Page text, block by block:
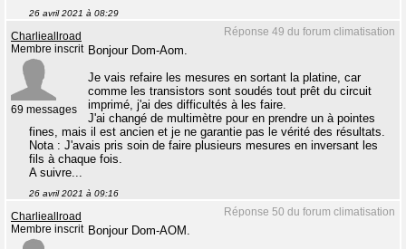
26 avril 2021 à 08:29
Réponse 49 du forum climatisation
Charlieallroad
Membre inscrit
69 messages
Bonjour Dom-Aom.
Je vais refaire les mesures en sortant la platine, car
comme les transistors sont soudés tout prêt du circuit
imprimé, j'ai des difficultés à les faire.
J'ai changé de multimètre pour en prendre un à pointes
fines, mais il est ancien et je ne garantie pas le vérité des résultats.
Nota : J'avais pris soin de faire plusieurs mesures en inversant les
fils à chaque fois.
A suivre...
26 avril 2021 à 09:16
Réponse 50 du forum climatisation
Charlieallroad
Membre inscrit Bonjour Dom-AOM.